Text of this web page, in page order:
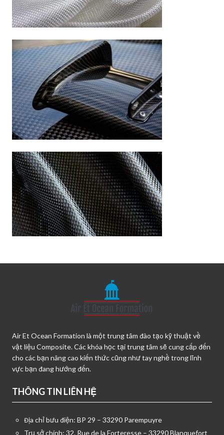
Air Et Ocean Formation là một trung tâm đào tạo kỹ thuật về
vật liệu Composite. Các khóa học tại trung tâm sẽ cung cấp đến
cho các bạn nâng cao kiến thức cũng như tay nghề trong lĩnh
vực bạn đang hướng đến.
THÔNG TIN LIÊN HỆ
Địa chỉ bưu điện: BP 29 – 33290 Parempuyre
Trụ sở chính: 32, Rue de la Forteresse – 33290 Blanquefort